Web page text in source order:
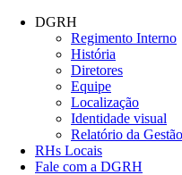
Conteúdo principal
DGRH
Regimento Interno
História
Diretores
Equipe
Localização
Identidade visual
Relatório da
RHs Locais
Fale com a DGRH